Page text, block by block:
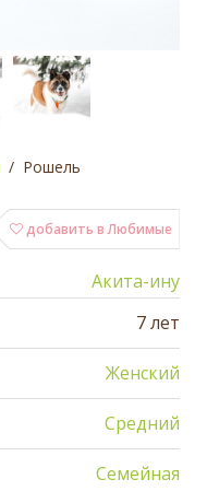
Рошель
добавить в Любимые
Акита-ину
7 лет
Женский
Средний
Семейная